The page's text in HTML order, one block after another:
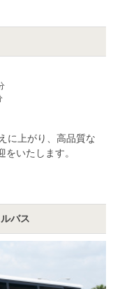
に上がり、高品質な
いたします。
バス